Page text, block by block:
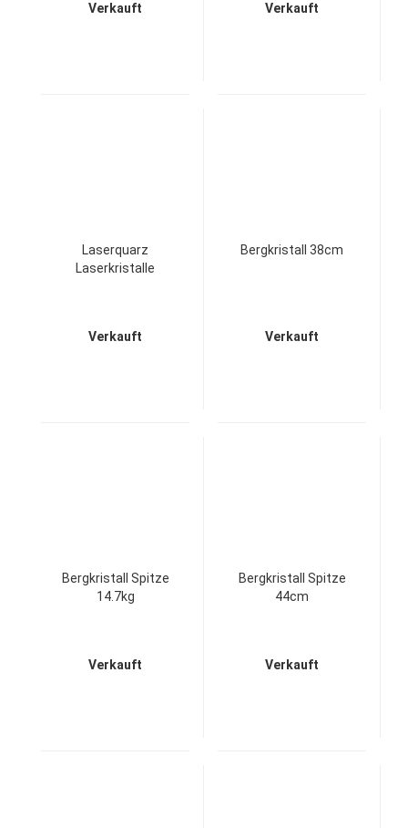
Verkauft Verkauft
Laserquarz
Laserkristalle
Verkauft
Bergkristall 38cm
Verkauft
Bergkristall Spitze
14.7kg
Verkauft
Bergkristall Spitze
44cm
Verkauft